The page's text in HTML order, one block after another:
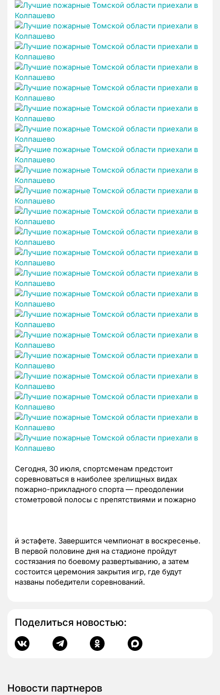
Сегодня, 30 июля, спортсменам предстоит
соревноваться в наиболее зрелищных видах
пожарно-прикладного спорта — преодолении
стометровой полосы с препятствиями и пожарно
й эстафете. Завершится чемпионат в воскресенье.
В первой половине дня на стадионе пройдут
состязания по боевому развертыванию, а затем
состоится церемония закрытия игр, где будут
названы победители соревнований.
Поделиться новостью:
Новости партнеров